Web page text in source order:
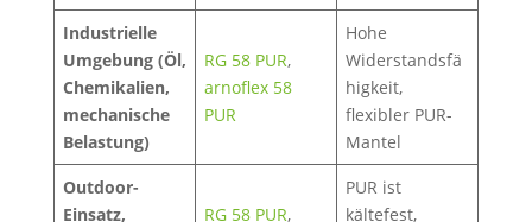
Industrielle
Umgebung (Öl,
Chemikalien,
mechanische
Belastung)
RG 58 PUR,
arnoflex 58
PUR
Hohe
Widerstandsfä
higkeit,
flexibler PUR-
Mantel
Outdoor-
Einsatz,
RG 58 PUR,
PUR ist
kältefest,